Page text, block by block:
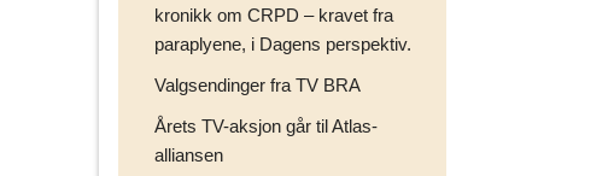
kronikk om CRPD – kravet fra
paraplyene, i Dagens perspektiv.
Valgsendinger fra TV BRA
Årets TV-aksjon går til Atlas-
alliansen